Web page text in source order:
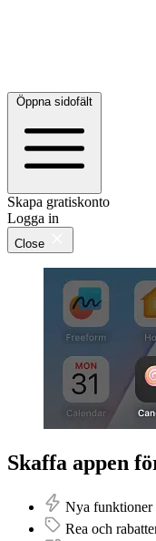
Öppna sidofält
Skapa gratiskonto
Logga in
Close
Skaffa appen
Nya funktioner
Rea och